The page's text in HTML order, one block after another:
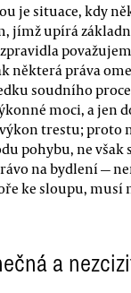
je situace, kdy
jímž upírá
některá práva
soudního
moci, a jen
trestu; proto
pohybu, ne však
na bydlení —
ke sloupu, musí
a